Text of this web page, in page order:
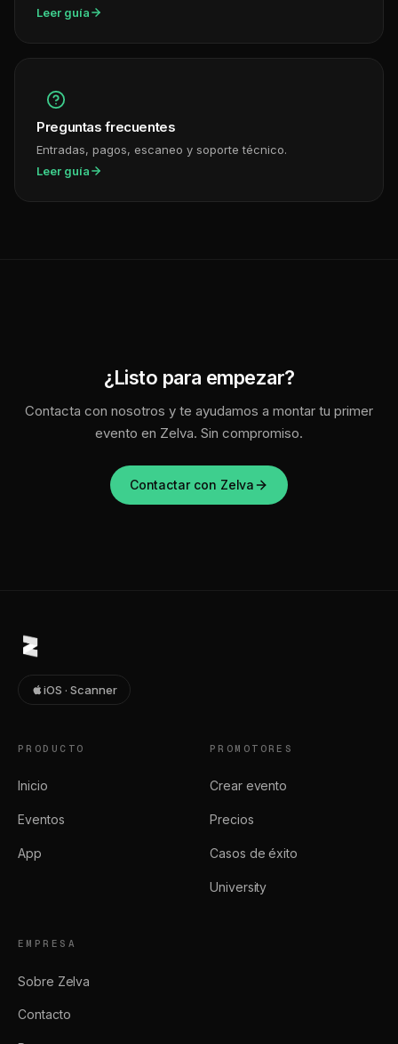
Leer guía
Preguntas frecuentes
Entradas, pagos, escaneo y soporte técnico.
Leer guía
¿Listo para empezar?
Contacta con nosotros y te ayudamos a montar tu primer
evento en Zelva. Sin compromiso.
Contactar con Zelva
iOS · Scanner
PRODUCTO
Inicio
Eventos
App
PROMOTORES
Crear evento
Precios
Casos de éxito
University
EMPRESA
Sobre Zelva
Contacto